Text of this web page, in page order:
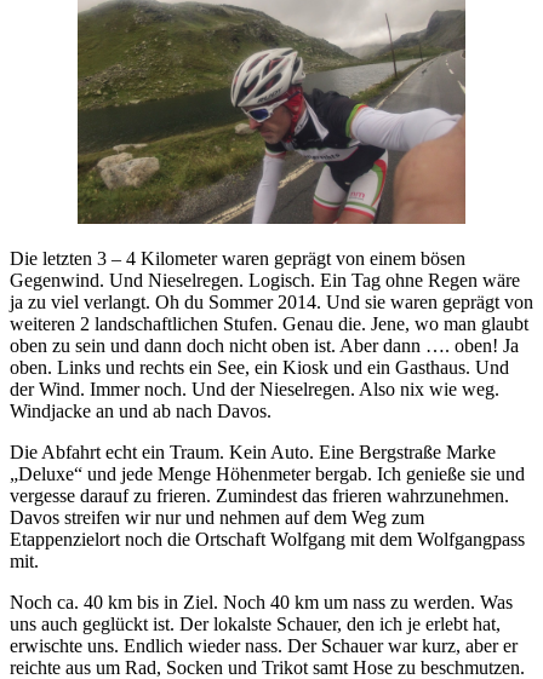
Die letzten 3 – 4 Kilometer waren geprägt von einem bösen
Gegenwind. Und Nieselregen. Logisch. Ein Tag ohne Regen wäre
ja zu viel verlangt. Oh du Sommer 2014. Und sie waren geprägt von
weiteren 2 landschaftlichen Stufen. Genau die. Jene, wo man glaubt
oben zu sein und dann doch nicht oben ist. Aber dann …. oben! Ja
oben. Links und rechts ein See, ein Kiosk und ein Gasthaus. Und
der Wind. Immer noch. Und der Nieselregen. Also nix wie weg.
Windjacke an und ab nach Davos.
Die Abfahrt echt ein Traum. Kein Auto. Eine Bergstraße Marke
„Deluxe“ und jede Menge Höhenmeter bergab. Ich genieße sie und
vergesse darauf zu frieren. Zumindest das frieren wahrzunehmen.
Davos streifen wir nur und nehmen auf dem Weg zum
Etappenzielort noch die Ortschaft Wolfgang mit dem Wolfgangpass
mit.
Noch ca. 40 km bis in Ziel. Noch 40 km um nass zu werden. Was
uns auch geglückt ist. Der lokalste Schauer, den ich je erlebt hat,
erwischte uns. Endlich wieder nass. Der Schauer war kurz, aber er
reichte aus um Rad, Socken und Trikot samt Hose zu beschmutzen.